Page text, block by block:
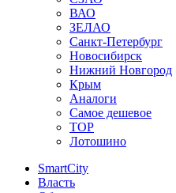
ВАО
ЗЕЛАО
Санкт-Петербург
Новосибирск
Нижний Новгород
Крым
Аналоги
Самое дешевое
TOP
Лотошино
SmartCity
Власть